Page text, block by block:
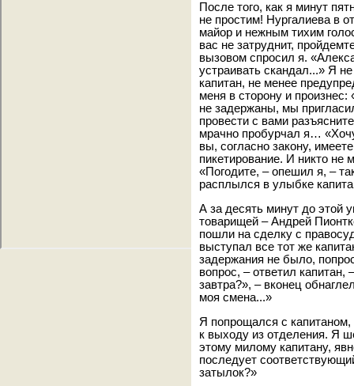
После того, как я минут
не простим! Нургалиева в
майор и нежным тихим
вас не затруднит,
вызовом спросил я.
устраивать скандал...» Я
капитан, не менее
меня в сторону и
не задержаны, мы
провести с вами
мрачно пробурчал я…
вы, согласно закону,
пикетирование. И никто не
«Погодите, – опешил я, –
расплылся в улыбке
А за десять минут до этой
товарищей – Андрей
пошли на сделку с
выступал все тот же
задержания не было,
вопрос, – ответил
завтра?», – вконец
моя смена...»
Я попрощался с
к выходу из отделения. Я
этому милому капитану,
последует
затылок?»